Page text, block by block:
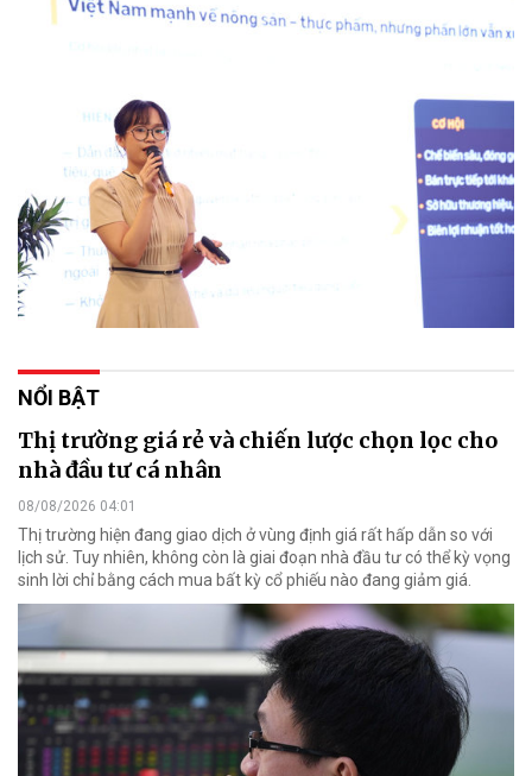
NỔI BẬT
Thị trường giá rẻ và chiến lược chọn lọc cho
nhà đầu tư cá nhân
08/08/2026 04:01
Thị trường hiện đang giao dịch ở vùng định giá rất hấp dẫn so với
lịch sử. Tuy nhiên, không còn là giai đoạn nhà đầu tư có thể kỳ vọng
sinh lời chỉ bằng cách mua bất kỳ cổ phiếu nào đang giảm giá.